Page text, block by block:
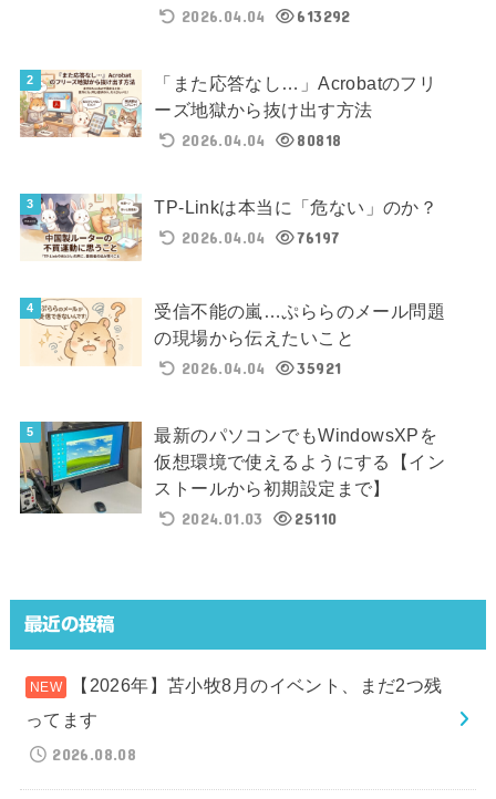
2026.04.04
613292
「また応答なし…」Acrobatのフリ
ーズ地獄から抜け出す方法
2026.04.04
80818
TP-Linkは本当に「危ない」のか？
2026.04.04
76197
受信不能の嵐…ぷららのメール問題
の現場から伝えたいこと
2026.04.04
35921
最新のパソコンでもWindowsXPを
仮想環境で使えるようにする【イン
ストールから初期設定まで】
2024.01.03
25110
最近の投稿
【2026年】苫小牧8月のイベント、まだ2つ残
ってます
2026.08.08